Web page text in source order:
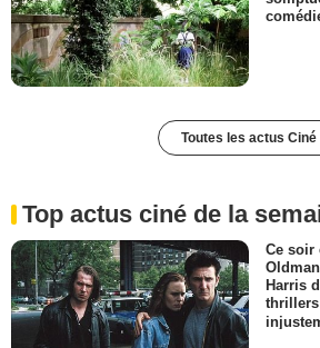
Toutes les actus Ciné
Top actus ciné de la
Ce soir
Harris
thrillers